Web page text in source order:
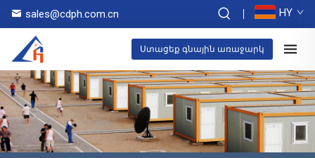
sales@cdph.com.cn HY
Ստացեք գնային առաջարկ